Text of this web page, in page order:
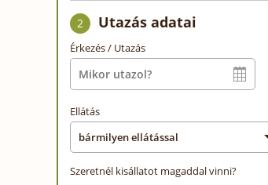
2 Utazás adatai
Érkezés / Utazás
Ellátás
Szeretnél kisállatot magaddal vinni?